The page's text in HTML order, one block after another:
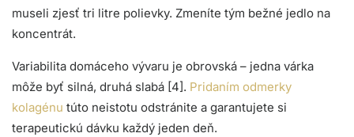
museli zjesť tri litre polievky. Zmeníte tým bežné jedlo na
koncentrát.
Variabilita domáceho vývaru je obrovská – jedna várka
môže byť silná, druhá slabá [4]. Pridaním odmerky
kolagénu túto neistotu odstránite a garantujete si
terapeutickú dávku každý jeden deň.